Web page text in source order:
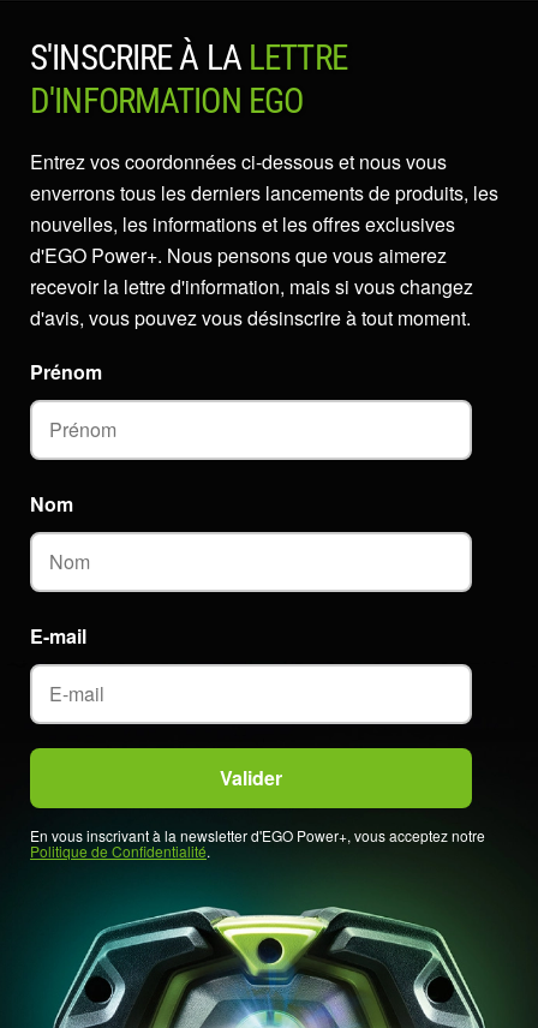
S'INSCRIRE À LA LETTRE
D'INFORMATION EGO
Entrez vos coordonnées ci-dessous et nous vous
enverrons tous les derniers lancements de produits, les
nouvelles, les informations et les offres exclusives
d'EGO Power+. Nous pensons que vous aimerez
recevoir la lettre d'information, mais si vous changez
d'avis, vous pouvez vous désinscrire à tout moment.
E-mail
Prénom
Nom
En vous inscrivant à la newsletter d'EGO Power+, vous acceptez notre
Politique de Confidentialité.